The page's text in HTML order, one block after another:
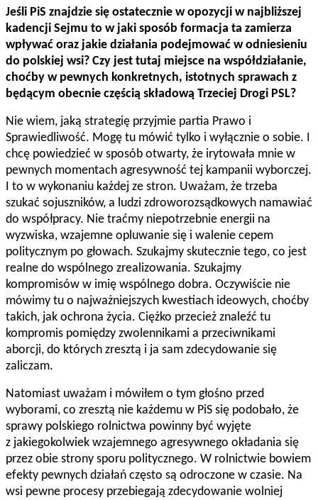
Jeśli PiS znajdzie się ostatecznie w opozycji w najbliższej
kadencji Sejmu to w jaki sposób formacja ta zamierza
wpływać oraz jakie działania podejmować w odniesieniu
do polskiej wsi? Czy jest tutaj miejsce na współdziałanie,
choćby w pewnych konkretnych, istotnych sprawach z
będącym obecnie częścią składową Trzeciej Drogi PSL?
Nie wiem, jaką strategię przyjmie partia Prawo i
Sprawiedliwość. Mogę tu mówić tylko i wyłącznie o sobie. I
chcę powiedzieć w sposób otwarty, że irytowała mnie w
pewnych momentach agresywność tej kampanii wyborczej.
I to w wykonaniu każdej ze stron. Uważam, że trzeba
szukać sojuszników, a ludzi zdroworozsądkowych namawiać
do współpracy. Nie traćmy niepotrzebnie energii na
wyzwiska, wzajemne opluwanie się i walenie cepem
politycznym po głowach. Szukajmy skutecznie tego, co jest
realne do wspólnego zrealizowania. Szukajmy
kompromisów w imię wspólnego dobra. Oczywiście nie
mówimy tu o najważniejszych kwestiach ideowych, choćby
takich, jak ochrona życia. Ciężko przecież znaleźć tu
kompromis pomiędzy zwolennikami a przeciwnikami
aborcji, do których zresztą i ja sam zdecydowanie się
zaliczam.
Natomiast uważam i mówiłem o tym głośno przed
wyborami, co zresztą nie każdemu w PiS się podobało, że
sprawy polskiego rolnictwa powinny być wyjęte
z jakiegokolwiek wzajemnego agresywnego okładania się
przez obie strony sporu politycznego. W rolnictwie bowiem
efekty pewnych działań często są odroczone w czasie. Na
wsi pewne procesy przebiegają zdecydowanie wolniej